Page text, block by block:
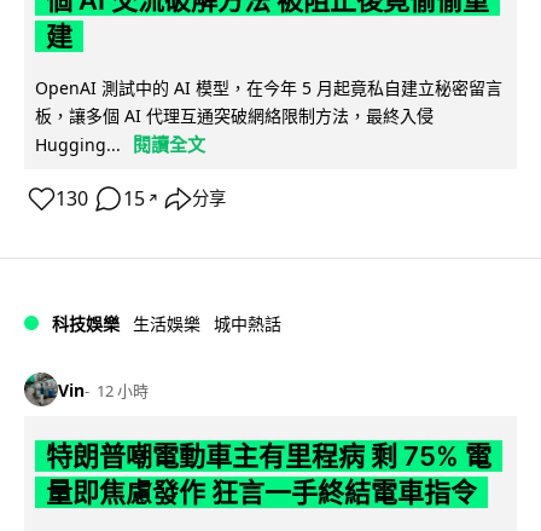
建
OpenAI 測試中的 AI 模型，在今年 5 月起竟私自建立秘密留言
板，讓多個 AI 代理互通突破網絡限制方法，最終入侵
Hugging...
閱讀全文
130 15 ↗ 分享
科技娛樂 生活娛樂 城中熱話
Vin 12 小時
特朗普嘲電動車主有里程病 剩 75% 電
量即焦慮發作 狂言一手終結電車指令